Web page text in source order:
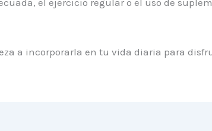
a incorporarla en tu vida diaria para